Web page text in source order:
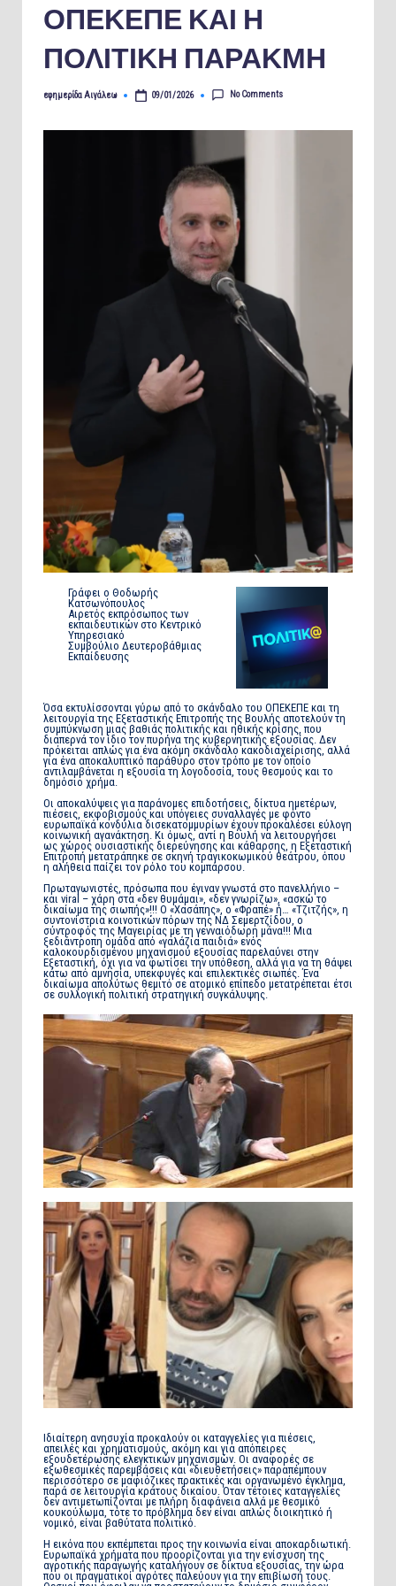
ΟΠΕΚΕΠΕ ΚΑΙ Η
ΠΟΛΙΤΙΚΗ ΠΑΡΑΚΜΗ
Posted
εφημερίδα Αιγάλεω 09/01/2026 No Comments
Γράφει ο Θοδωρής
Κατσωνόπουλος
Αιρετός εκπρόσωπος των
εκπαιδευτικών στο Κεντρικό
Υπηρεσιακό
Συμβούλιο Δευτεροβάθμιας
Εκπαίδευσης
Όσα εκτυλίσσονται γύρω από το σκάνδαλο του ΟΠΕΚΕΠΕ και τη
λειτουργία της Εξεταστικής Επιτροπής της Βουλής αποτελούν τη
συμπύκνωση μιας βαθιάς πολιτικής και ηθικής κρίσης, που
διαπερνά τον ίδιο τον πυρήνα της κυβερνητικής εξουσίας. Δεν
πρόκειται απλώς για ένα ακόμη σκάνδαλο κακοδιαχείρισης, αλλά
για ένα αποκαλυπτικό παράθυρο στον τρόπο με τον οποίο
αντιλαμβάνεται η εξουσία τη λογοδοσία, τους θεσμούς και το
δημόσιο χρήμα.
Οι αποκαλύψεις για παράνομες επιδοτήσεις, δίκτυα ημετέρων,
πιέσεις, εκφοβισμούς και υπόγειες συναλλαγές με φόντο
ευρωπαϊκά κονδύλια δισεκατομμυρίων έχουν προκαλέσει εύλογη
κοινωνική αγανάκτηση. Κι όμως, αντί η Βουλή να λειτουργήσει
ως χώρος ουσιαστικής διερεύνησης και κάθαρσης, η Εξεταστική
Επιτροπή μετατράπηκε σε σκηνή τραγικοκωμικού θεάτρου, όπου
η αλήθεια παίζει τον ρόλο του κομπάρσου.
Πρωταγωνιστές, πρόσωπα που έγιναν γνωστά στο πανελλήνιο –
και viral – χάρη στα «δεν θυμάμαι», «δεν γνωρίζω», «ασκώ το
δικαίωμα της σιωπής»!!! Ο «Χασάπης», ο «Φραπέ» ή… «Τζιτζής», η
συντονίστρια κοινοτικών πόρων της ΝΔ Σεμερτζίδου, ο
σύντροφός της Μαγειρίας με τη γενναιόδωρη μάνα!!! Μια
ξεδιάντροπη ομάδα από «γαλάζια παιδιά» ενός
καλοκουρδισμένου μηχανισμού εξουσίας παρελαύνει στην
Εξεταστική, όχι για να φωτίσει την υπόθεση, αλλά για να τη θάψει
κάτω από αμνησία, υπεκφυγές και επιλεκτικές σιωπές. Ένα
δικαίωμα απολύτως θεμιτό σε ατομικό επίπεδο μετατρέπεται έτσι
σε συλλογική πολιτική στρατηγική συγκάλυψης.
Ιδιαίτερη ανησυχία προκαλούν οι καταγγελίες για πιέσεις,
απειλές και χρηματισμούς, ακόμη και για απόπειρες
εξουδετέρωσης ελεγκτικών μηχανισμών. Οι αναφορές σε
εξωθεσμικές παρεμβάσεις και «διευθετήσεις» παραπέμπουν
περισσότερο σε μαφιόζικες πρακτικές και οργανωμένο έγκλημα,
παρά σε λειτουργία κράτους δικαίου. Όταν τέτοιες καταγγελίες
δεν αντιμετωπίζονται με πλήρη διαφάνεια αλλά με θεσμικό
κουκούλωμα, τότε το πρόβλημα δεν είναι απλώς διοικητικό ή
νομικό, είναι βαθύτατα πολιτικό.
Η εικόνα που εκπέμπεται προς την κοινωνία είναι αποκαρδιωτική.
Ευρωπαϊκά χρήματα που προορίζονται για την ενίσχυση της
αγροτικής παραγωγής καταλήγουν σε δίκτυα εξουσίας, την ώρα
που οι πραγματικοί αγρότες παλεύουν για την επιβίωσή τους.